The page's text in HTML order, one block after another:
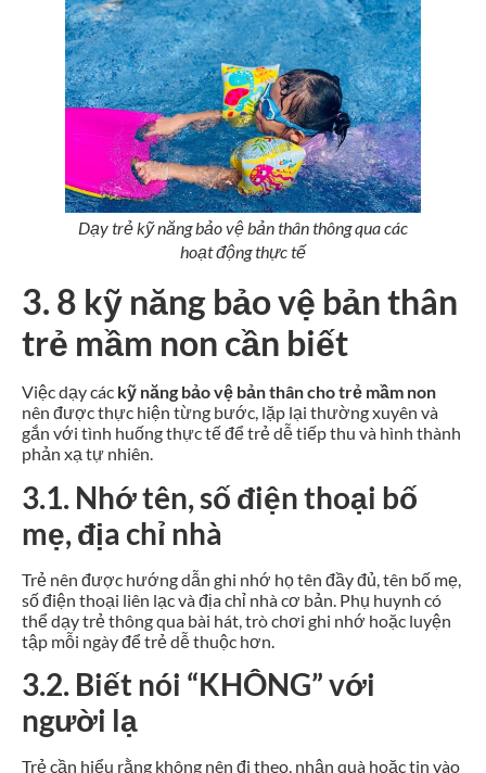
Dạy trẻ kỹ năng bảo vệ bản thân thông qua các
hoạt động thực tế
3. 8 kỹ năng bảo vệ bản thân
trẻ mầm non cần biết
Việc dạy các kỹ năng bảo vệ bản thân cho trẻ mầm non
nên được thực hiện từng bước, lặp lại thường xuyên và
gắn với tình huống thực tế để trẻ dễ tiếp thu và hình thành
phản xạ tự nhiên.
3.1. Nhớ tên, số điện thoại bố
mẹ, địa chỉ nhà
Trẻ nên được hướng dẫn ghi nhớ họ tên đầy đủ, tên bố mẹ,
số điện thoại liên lạc và địa chỉ nhà cơ bản. Phụ huynh có
thể dạy trẻ thông qua bài hát, trò chơi ghi nhớ hoặc luyện
tập mỗi ngày để trẻ dễ thuộc hơn.
3.2. Biết nói “KHÔNG” với
người lạ
Trẻ cần hiểu rằng không nên đi theo, nhận quà hoặc tin vào